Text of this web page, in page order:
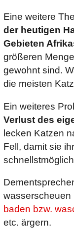
Eine weitere
der heutigen
Gebieten
größeren
gewohnt sind.
die meisten
Ein weiteres
Verlust des
lecken Katzen
Fell, damit sie
wasserscheuen
baden bzw.
etc. ärgern.